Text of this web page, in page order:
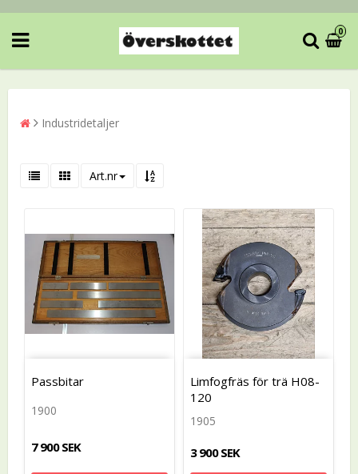
0
Industridetaljer
Art.nr
Passbitar
1900
7 900 SEK
Limfogfräs för trä H08-
120
1905
3 900 SEK